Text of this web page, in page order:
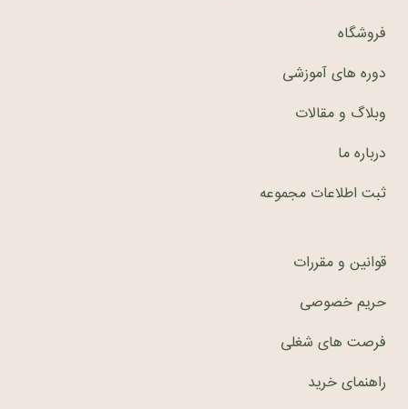
فروشگاه
دوره های آموزشی
وبلاگ و مقالات
درباره ما
ثبت اطلاعات مجموعه
قوانین و مقررات
حریم خصوصی
فرصت های شغلی
راهنمای خرید